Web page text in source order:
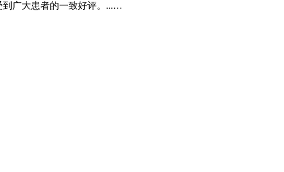
到广大患者的一致好评。...…